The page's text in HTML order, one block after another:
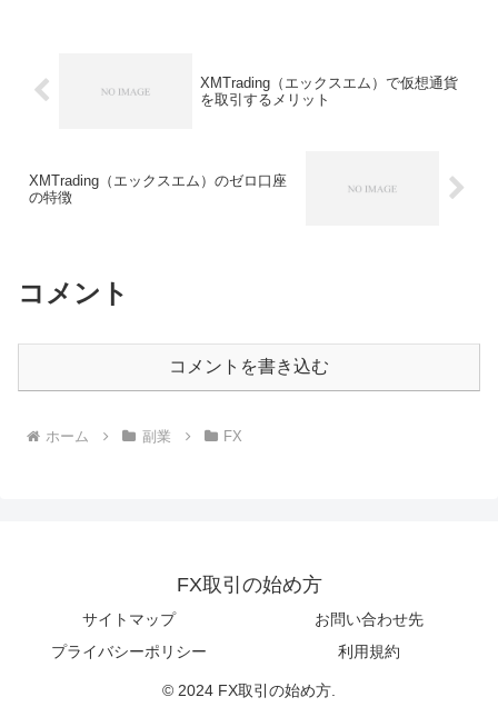
XMTrading（エックスエム）で仮想通貨
を取引するメリット
XMTrading（エックスエム）のゼロ口座
の特徴
コメント
コメントを書き込む
ホーム 副業 FX
FX取引の始め方
サイトマップ
お問い合わせ先
プライバシーポリシー
利用規約
© 2024 FX取引の始め方.